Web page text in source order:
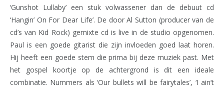
‘Gunshot Lullaby’ een stuk volwassener dan de debuut cd
‘Hangin’ On For Dear Life’. De door Al Sutton (producer van de
cd’s van Kid Rock) gemixte cd is live in de studio opgenomen.
Paul is een goede gitarist die zijn invloeden goed laat horen.
Hij heeft een goede stem die prima bij deze muziek past. Met
het gospel koortje op de achtergrond is dit een ideale
combinatie. Nummers als ‘Our bullets will be fairytales’, ‘I ain’t